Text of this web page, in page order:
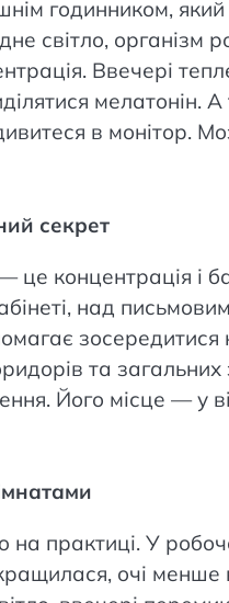
годинником, який
світло, організм
Ввечері
мелатонін.
в монітор.
секрет
концентрація і
над
та
Його місце — у
практиці. У
очі